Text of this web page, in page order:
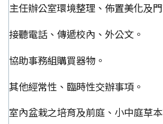
主任辦公室環境整理、佈置美化及
接聽電話、傳遞校內、外公文。
協助事務組購買器物。
其他經常性、臨時性交辦事項。
室內盆栽之培育及前庭、小中庭草